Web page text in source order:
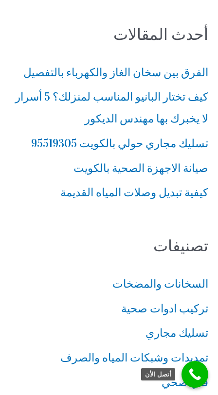
ع
:
أحدث المقالات
الفرق بين سخان الغاز والكهرباء بالتفصيل
كيف تختار البانيو المناسب لمنزلك؟ 5 أسرار
لا يخبرك بها مهندس الديكور
تسليك مجاري حولي بالكويت 95519305
صيانة الاجهزة الصحية بالكويت
كيفية تبديل وصلات المياه القديمة
تصنيفات
السخانات والمضخات
تركيب ادوات صحية
تسليك مجاري
تمديدات وشبكات المياه والصرف
فني صحي
أتصل الأن